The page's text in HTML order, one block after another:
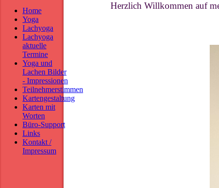
Home
Yoga
Lachyoga
Lachyoga
aktuelle
Termine
Yoga und
Lachen Bilder
- Impressionen
Teilnehmerstimmen
Kartengestaltung
Karten mit
Worten
Büro-Support
Links
Kontakt /
Impressum
Herzlich Willkommen auf